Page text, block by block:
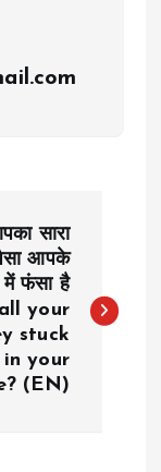
सारा
आपके
में फंसा है
your
stuck
in your
(EN)